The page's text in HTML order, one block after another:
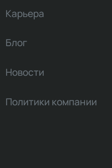
Карьера
Блог
Новости
Политики компании